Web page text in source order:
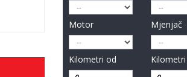
Motor Mjenjač
Kilometri od